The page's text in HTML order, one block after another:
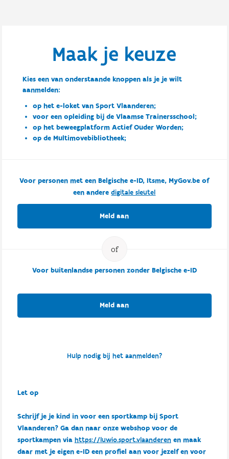
Maak je keuze
Kies een van onderstaande knoppen als je je wilt
aanmelden:
op het e-loket van Sport Vlaanderen;
voor een opleiding bij de Vlaamse Trainersschool;
op het beweegplatform Actief Ouder Worden;
op de Multimovebibliotheek;
Voor personen met een Belgische e-ID, Itsme, MyGov.be of
een anderedigitale sleutel
Meld aan
Voor buitenlandse personen zonder Belgische e-ID
Meld aan
Hulp nodig bij het aanmelden?
Let op
Schrijf je je kind in voor een sportkamp bij Sport
Vlaanderen? Ga dan naar onze webshop voor de
sportkampen via https://luwio.sport.vlaanderenen maak
daar met je eigen e-ID een profiel aan voor jezelf en voor